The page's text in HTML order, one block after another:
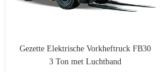
Gezette Elektrische Vorkheftruck FB30
3 Ton met Luchtband